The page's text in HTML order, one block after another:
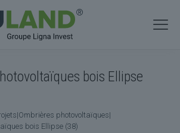
bois Ellipse
|Ombrières photovoltaïques|
bois Ellipse (38)